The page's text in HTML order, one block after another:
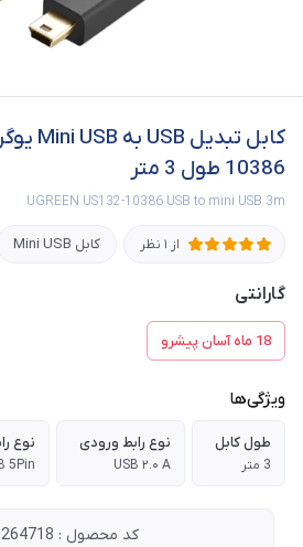
10386 طول 3 متر
UGREEN US132-10386 USB to mini USB 3m
از 1 نظر کابل Mini USB
گارانتی
18 ماه آسان پیشرو
ویژگی‌ها
طول کابل
3 متر
نوع رابط ورودی
USB ۲.۰ A
نوع
5Pin
کد محصول : 169264718